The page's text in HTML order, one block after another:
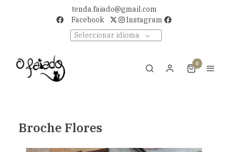
tenda.faiado@gmail.com
Facebook
Instagram
Seleccionar idioma
0
Broche Flores